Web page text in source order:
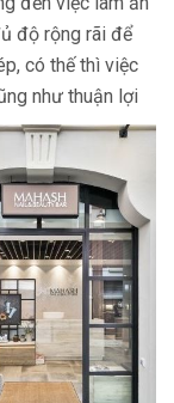
độ rộng rãi để
có thế thì việc
như thuận lợi